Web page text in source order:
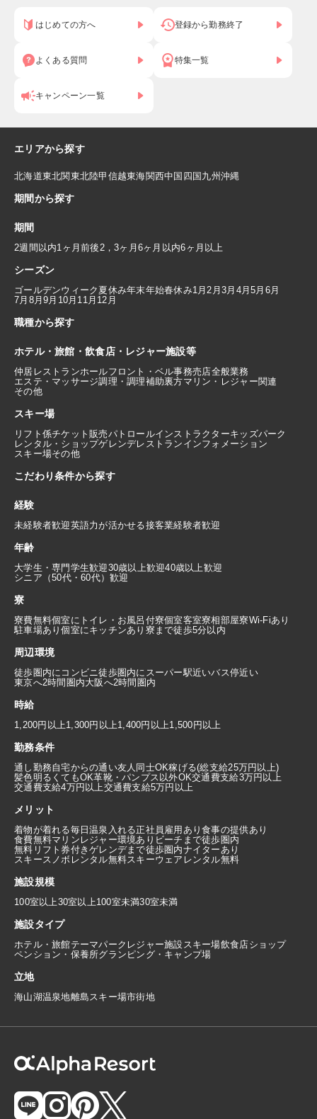
はじめての方へ 登録から勤務終了
よくある質問 特集一覧
キャンペーン一覧
エリアから探す
北海道東北関東北陸甲信越東海関西中国 四国 九州 沖縄
期間から探す
期間
2週間以内1ヶ月前後2，3ヶ月 6ヶ月以内6ヶ月以上
シーズン
ゴールデンウィーク 夏休み年末年始春休み1月2月3月 4月5月 6月
7月 8月9月 10月 11月 12月
職種から探す
ホテル・旅館・飲食店・レジャー施設等
仲居 レストランホールフロント・ベル事務売店全般業務
エステ・マッサージ調理・調理補助裏方マリン・レジャー関連
その他
スキー場
リフト係チケット販売パトロールインストラクターキッズパーク
レンタル・ショップゲレンデレストラン インフォメーション
スキー場その他
こだわり条件から探す
経験
未経験者歓迎英語力が活かせる接客業経験者歓迎
年齢
大学生・専門学生歓迎30歳以上歓迎40歳以上歓迎
シニア（50代・60代）歓迎
寮
寮費無料個室にトイレ・お風呂付寮個室客室寮相部屋寮Wi-Fiあり
駐車場あり個室にキッチンあり 寮まで徒歩5分以内
周辺環境
徒歩圏内にコンビニ徒歩圏内にスーパー駅近いバス停近い
東京へ2時間圏内大阪へ2時間圏内
時給
1,200円以上1,300円以上1,400円以上1,500円以上
勤務条件
通し勤務自宅からの通い友人同士OK稼げる(総支給25万円以上)
髪色明るくてもOK革靴・パンプス以外OK交通費支給3万円以上
交通費支給4万円以上交通費支給5万円以上
メリット
着物が着れる毎日温泉入れる正社員雇用あり食事の提供あり
食費無料マリンレジャー環境あり ビーチまで徒歩圏内
無料リフト券付きゲレンデまで徒歩圏内ナイターあり
スキースノボレンタル無料スキーウェアレンタル無料
施設規模
100室以上30室以上100室未満30室未満
施設タイプ
ホテル・旅館テーマパーク レジャー施設スキー場飲食店ショップ
ペンション・保養所グランピング・キャンプ場
立地
海山湖温泉地離島スキー場市街地